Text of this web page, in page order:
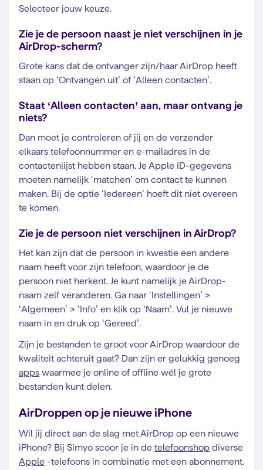
Selecteer jouw keuze.
Zie je de persoon naast je niet verschijnen in je
AirDrop-scherm?
Grote kans dat de ontvanger zijn/haar AirDrop heeft
staan op ‘Ontvangen uit’ of ‘Alleen contacten’.
Staat ‘Alleen contacten’ aan, maar ontvang je
niets?
Dan moet je controleren of jij en de verzender
elkaars telefoonnummer en e-mailadres in de
contactenlijst hebben staan. Je Apple ID-gegevens
moeten namelijk ‘matchen’ om contact te kunnen
maken. Bij de optie ‘Iedereen’ hoeft dit niet overeen
te komen.
Zie je de persoon niet verschijnen in AirDrop?
Het kan zijn dat de persoon in kwestie een andere
naam heeft voor zijn telefoon, waardoor je de
persoon niet herkent. Je kunt namelijk je AirDrop-
naam zelf veranderen. Ga naar ‘Instellingen’ >
‘Algemeen’ > ‘Info’ en klik op ‘Naam’. Vul je nieuwe
naam in en druk op ‘Gereed’.
Zijn je bestanden te groot voor AirDrop waardoor de
kwaliteit achteruit gaat? Dan zijn er gelukkig genoeg
apps waarmee je online of offline wél je grote
bestanden kunt delen.
AirDroppen op je nieuwe iPhone
Wil jij direct aan de slag met AirDrop op een nieuwe
iPhone? Bij Simyo scoor je in de telefoonshop diverse
Apple -telefoons in combinatie met een abonnement.